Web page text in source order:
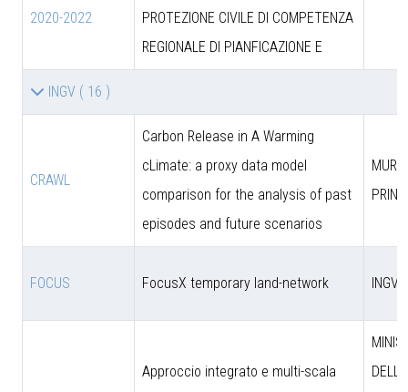
2020-2022
PROTEZIONE CIVILE DI COMPETENZA
REGIONALE DI PIANFICAZIONE E
INGV ( 16 )
CRAWL
Carbon Release in A Warming
cLimate: a proxy data model
comparison for the analysis of past
episodes and future scenarios
MUR
PRIN)
FOCUS FocusX temporary land-network INGV
Approccio integrato e multi-scala